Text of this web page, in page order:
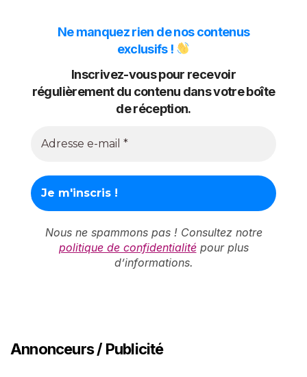
Ne manquez rien de nos contenus
exclusifs !
Inscrivez-vous pour recevoir
régulièrement du contenu dans votre boîte
de réception.
Nous ne spammons pas ! Consultez notre
politique de confidentialitépour plus
d’informations.
Annonceurs / Publicité